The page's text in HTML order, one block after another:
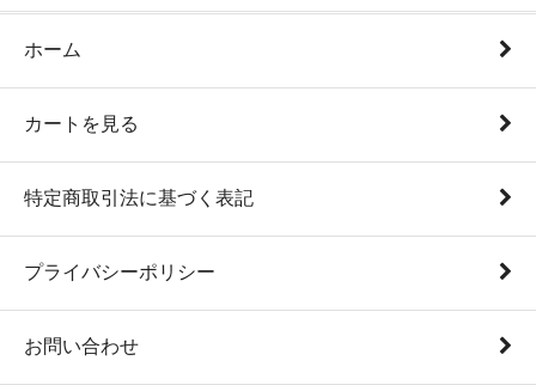
ホーム
カートを見る
特定商取引法に基づく表記
プライバシーポリシー
お問い合わせ